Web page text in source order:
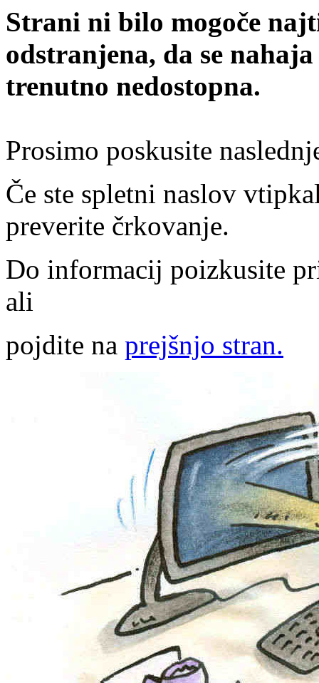
Strani ni bilo mogoče
odstranjena, da se
trenutno nedostopna.
Prosimo poskusite
Če ste spletni naslov
preverite črkovanje.
Do informacij poizkusite
ali
pojdite na prejšnjo stran.